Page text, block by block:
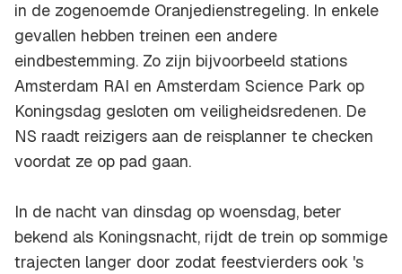
in de zogenoemde Oranjedienstregeling. In enkele
gevallen hebben treinen een andere
eindbestemming. Zo zijn bijvoorbeeld stations
Amsterdam RAI en Amsterdam Science Park op
Koningsdag gesloten om veiligheidsredenen. De
NS raadt reizigers aan de reisplanner te checken
voordat ze op pad gaan.
In de nacht van dinsdag op woensdag, beter
bekend als Koningsnacht, rijdt de trein op sommige
trajecten langer door zodat feestvierders ook 's